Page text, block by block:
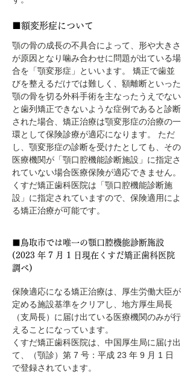
■額変形症について
顎の骨の成長の不具合によって、形や大きさ
が原因となり噛み合わせに問題が出ている場
合を「顎変形症」といいます。 矯正で歯並
びを整えるだけでは難しく、額離断といった
顎の骨を切る外科手術を主なったうえでない
と歯列矯正できないような症例であると診断
された場合、矯正治療は顎変形症の治療の一
環として保険診療が適応になります。 ただ
し、顎変形症の診断を受けたとしても、その
医療機関が「顎口腔機能診断施設」に指定さ
れていない場合医療保険が適応できません。
くすだ矯正歯科医院は「顎口腔機能診断施
設」に指定されていますので、保険適用によ
る矯正治療が可能です。
■鳥取市では唯一の顎口腔機能診断施設
(2023 年 7 月 1 日現在くすだ矯正歯科医院
調べ)
保険適応になる矯正治療は、厚生労働大臣が
定める施設基準をクリアし、地方厚生局長
（支局長）に届け出ている医療機関のみが行
えることになっています。
くすだ矯正歯科医院は、中国厚生局に届け出
て、（顎診）第 7 号：平成 23 年 9 月 1 日
で登録されています。